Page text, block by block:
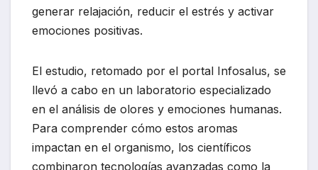
generar relajación, reducir el estrés y activar
emociones positivas.
El estudio, retomado por el portal Infosalus, se
llevó a cabo en un laboratorio especializado
en el análisis de olores y emociones humanas.
Para comprender cómo estos aromas
impactan en el organismo, los científicos
combinaron tecnologías avanzadas como la